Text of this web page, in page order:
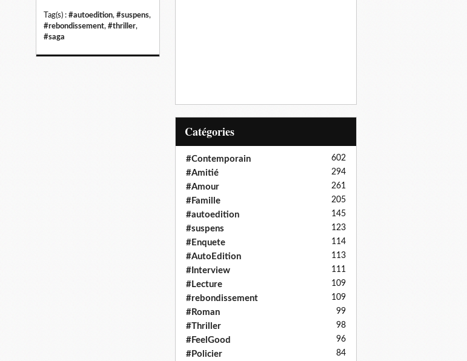
Tag(s) : #autoedition, #suspens,
#rebondissement, #thriller,
#saga
Catégories
#Contemporain 602
#Amitié 294
#Amour 261
#Famille 205
#autoedition 145
#suspens 123
#Enquete 114
#AutoEdition 113
#Interview 111
#Lecture 109
#rebondissement 109
#Roman 99
#Thriller 98
#FeelGood 96
#Policier 84